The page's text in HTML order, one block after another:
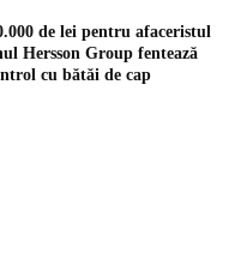
de lei pentru afaceristul
Hersson Group fentează
cu bătăi de cap